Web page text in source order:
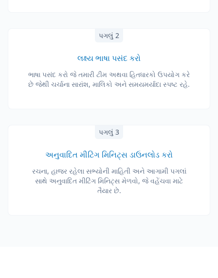
પગલું 2
લક્ષ્ય ભાષા પસંદ કરો
ભાષા પસંદ કરો જે તમારી ટીમ અથવા હિતધારકો ઉપયોગ કરે
છે જેથી ચર્ચાના સારાંશ, માલિકો અને સમયમર્યાદા સ્પષ્ટ રહે.
પગલું 3
અનુવાદિત મીટિંગ મિનિટ્સ ડાઉનલોડ કરો
રચના, હાજર રહેલા સભ્યોની માહિતી અને આગામી પગલાં
સાથે અનુવાદિત મીટિંગ મિનિટ્સ મેળવો, જે વહેંચવા માટે
તૈયાર છે.